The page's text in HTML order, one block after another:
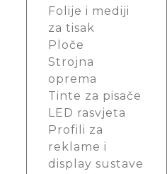
Folije i mediji
za tisak
Ploče
Strojna
oprema
Tinte za pisače
LED rasvjeta
Profili za
reklame i
display sustave